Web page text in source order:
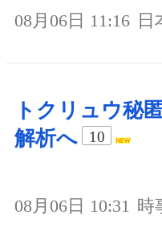
08月06日 11:16 日
トクリュウ秘
解析へ
10
08月06日 10:31 時